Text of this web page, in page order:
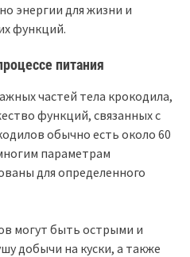
энергии для жизни и
функций.
питания
частей тела крокодила,
функций, связанных с
обычно есть около 60
параметрам
для определенного
могут быть острыми и
добычи на куски, а также